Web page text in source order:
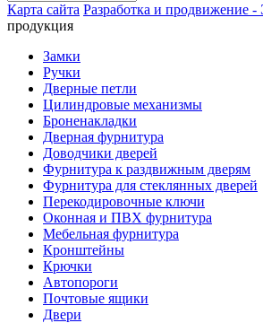
Карта сайта Разработка и продвижение
продукция
Замки
Ручки
Дверные петли
Цилиндровые механизмы
Броненакладки
Дверная фурнитура
Доводчики дверей
Фурнитура к раздвижным дверям
Фурнитура для стеклянных дверей
Перекодировочные ключи
Оконная и ПВХ фурнитура
Мебельная фурнитура
Кронштейны
Крючки
Автопороги
Почтовые ящики
Двери